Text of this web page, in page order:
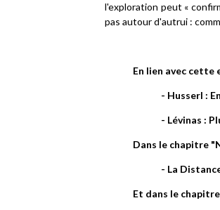
l'exploration peut «
pas autour d'autrui :
En lien avec cette
- Husserl :
- Lévinas :
Dans le chapitre
- La
Et dans le